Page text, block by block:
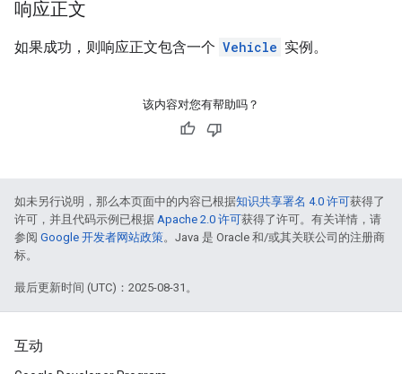
响应正文
如果成功，则响应正文包含一个 Vehicle 实例。
该内容对您有帮助吗？
如未另行说明，那么本页面中的内容已根据知识共享署名 4.0 许可获得了
许可，并且代码示例已根据 Apache 2.0 许可获得了许可。有关详情，请
参阅 Google 开发者网站政策。Java 是 Oracle 和/或其关联公司的注册商
标。
最后更新时间 (UTC)：2025-08-31。
互动